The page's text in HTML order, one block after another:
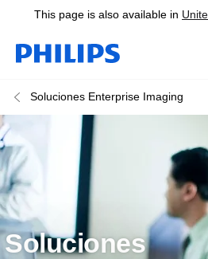
This page is also available in
Soluciones Enterprise Imaging
Soluciones